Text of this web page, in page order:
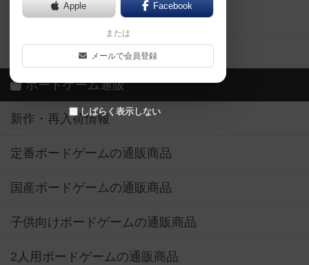
Apple Facebook
または
メールで会員登録
しばらく表示しない
ボードゲーム業界コラム
ボドゲーマご利用案内
ボードゲーム通販
新作・再入荷情報
定番ボードゲームの通販商品
国産ボードゲームの通販商品
子供向けボードゲームの通販商品
2人用ボードゲームの通販商品